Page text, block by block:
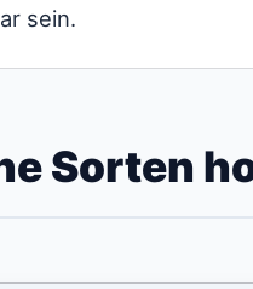
sein.
Sorten